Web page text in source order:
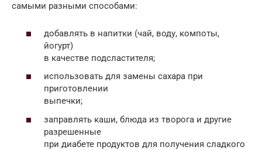
самыми разными способами:
добавлять в напитки (чай, воду, компоты,
йогурт)
в качестве подсластителя;
использовать для замены сахара при
приготовлении
выпечки;
заправлять каши, блюда из творога и другие
разрешенные
при диабете продуктов для получения сладкого